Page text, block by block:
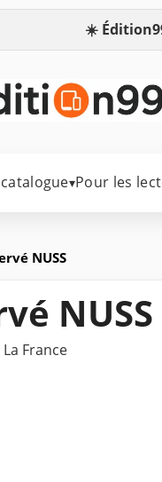
☀️
▾Pour les
NUSS
NUSS
La France